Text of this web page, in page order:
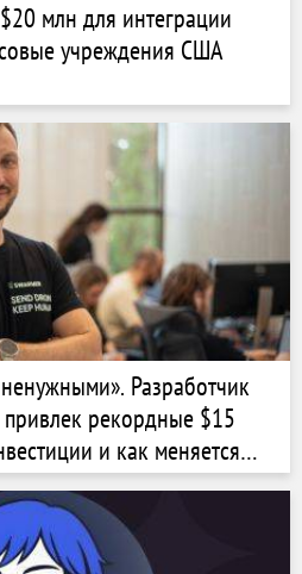
млн для интеграции
учреждения США
Разработчик
рекордные $15
и как меняется
фронте? Блицинтервью